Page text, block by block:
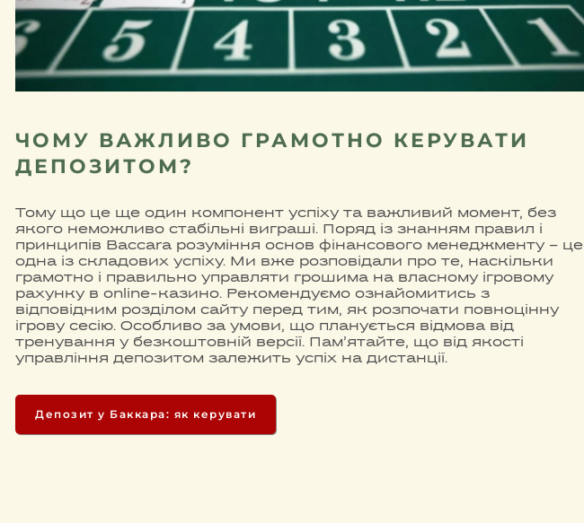
ЧОМУ ВАЖЛИВО ГРАМОТНО КЕРУВАТИ
ДЕПОЗИТОМ?
Тому що це ще один компонент успіху та важливий момент, без
якого неможливо стабільні виграші. Поряд із знанням правил і
принципів Baccara розуміння основ фінансового менеджменту – це
одна із складових успіху. Ми вже розповідали про те, наскільки
грамотно і правильно управляти грошима на власному ігровому
рахунку в online-казино. Рекомендуємо ознайомитись з
відповідним розділом сайту перед тим, як розпочати повноцінну
ігрову сесію. Особливо за умови, що планується відмова від
тренування у безкоштовній версії. Пам’ятайте, що від якості
управління депозитом залежить успіх на дистанції.
Депозит у Баккара: як керувати